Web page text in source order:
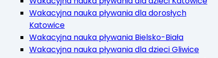
Wakacyjna nauka pływania dla dorosłych
Katowice
Wakacyjna nauka pływania Bielsko-Biała
Wakacyjna nauka pływania dla dzieci Gliwice